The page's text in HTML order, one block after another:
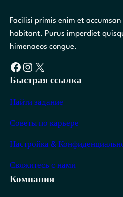
Facilisi primis enim et
habitant. Purus imperdiet
himenaeos congue.
Facebook Instagram X
Быстрая ссылка
Найти задание
Советы по карьере
Настройка &
Свяжитесь с нами
Компания